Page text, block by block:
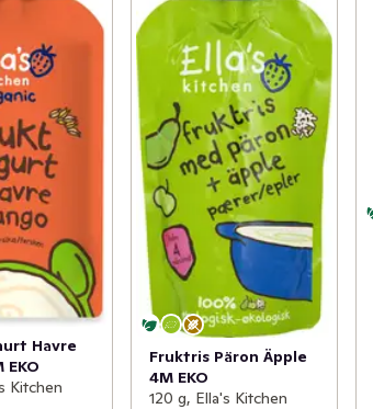
Havre
EKO
Kitchen
Fruktris Päron Äpple
4M EKO
120 g, Ella's Kitchen